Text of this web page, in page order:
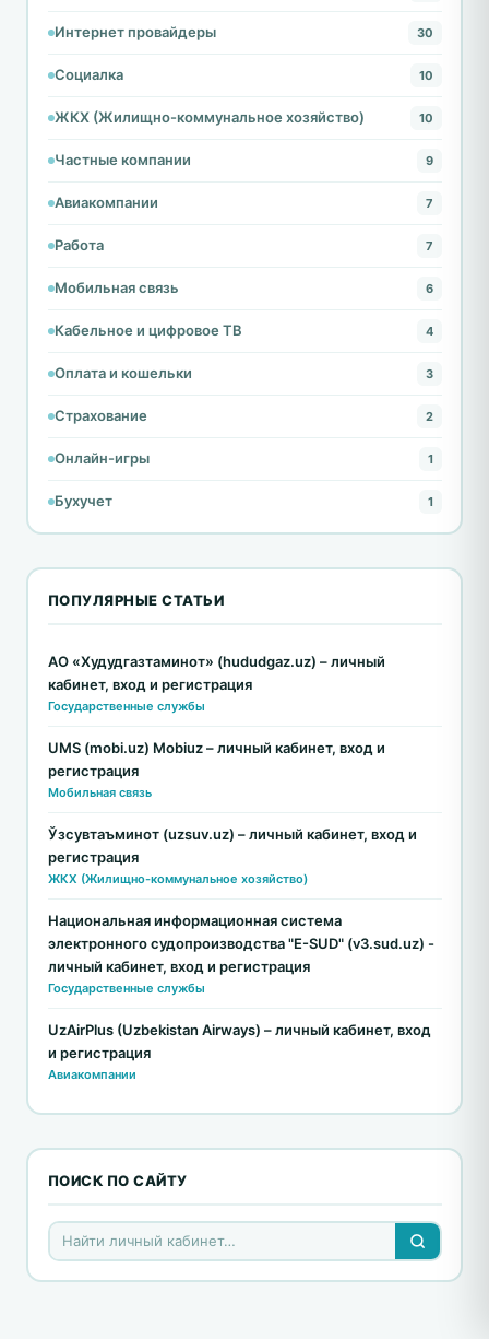
Интернет провайдеры 30
Социалка 10
ЖКХ (Жилищно-коммунальное хозяйство) 10
Частные компании 9
Авиакомпании 7
Работа 7
Мобильная связь 6
Кабельное и цифровое ТВ 4
Оплата и кошельки 3
Страхование 2
Онлайн-игры 1
Бухучет 1
ПОПУЛЯРНЫЕ СТАТЬИ
АО «Худудгазтаминот» (hududgaz.uz) – личный
кабинет, вход и регистрация
Государственные службы
UMS (mobi.uz) Mobiuz – личный кабинет, вход и
регистрация
Мобильная связь
Ўзсувтаъминот (uzsuv.uz) – личный кабинет, вход и
регистрация
ЖКХ (Жилищно-коммунальное хозяйство)
Национальная информационная система
электронного судопроизводства "E-SUD" (v3.sud.uz) -
личный кабинет, вход и регистрация
Государственные службы
UzAirPlus (Uzbekistan Airways) – личный кабинет, вход
и регистрация
Авиакомпании
ПОИСК ПО САЙТУ